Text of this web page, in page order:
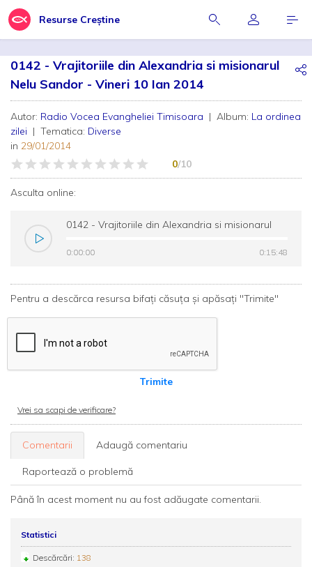
Resurse Creștine
0142 - Vrajitoriile din Alexandria si misionarul
Nelu Sandor - Vineri 10 Ian 2014
Autor: Radio Vocea Evangheliei Timisoara | Album: La ordinea
zilei | Tematica: Diverse
in 29/01/2014
0/10
Asculta online:
0142 - Vrajitoriile din Alexandria si misionarul
0:00:00 0:15:48
0:00:00 0:15:48
Pentru a descărca resursa bifați căsuța și apăsați "Trimite"
Trimite
Vrei sa scapi de verificare?
Comentarii Adaugă comentariu
Raportează o problemă
Până în acest moment nu au fost adăugate comentarii.
Statistici
Descărcări: 138